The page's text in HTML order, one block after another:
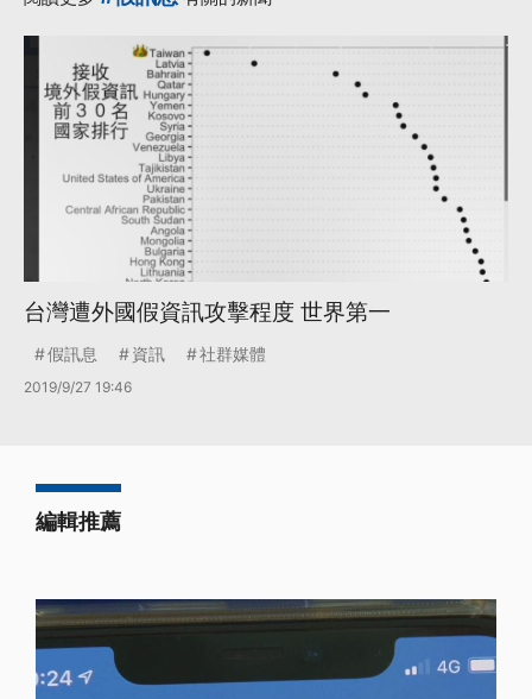
台灣遭外國假資訊攻擊程度 世界第一
假訊息 資訊 社群媒體
2019/9/27 19:46
編輯推薦